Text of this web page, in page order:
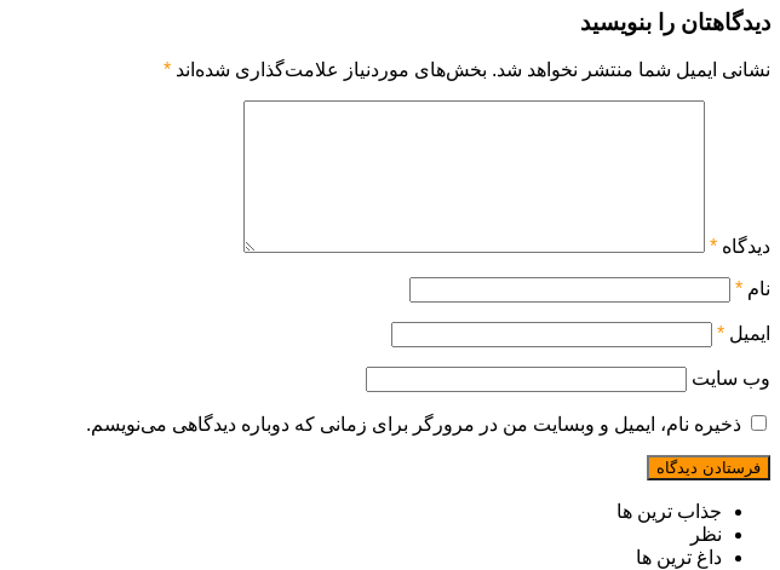
دیدگاهتان را بنویسید
نشانی ایمیل شما منتشر نخواهد شد. بخش‌های موردنیاز علامت‌گذاری شده‌اند *
دیدگاه *
نام *
ایمیل *
وب‌ سایت
ذخیره نام، ایمیل و وبسایت من در مرورگر برای زمانی که دوباره دیدگاهی می‌نویسم.
جذاب ترین ها
نظر
داغ ترین ها